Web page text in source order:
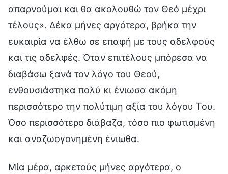
απαρνούμαι και θα ακολουθώ τον Θεό μέχρι
τέλους». Δέκα μήνες αργότερα, βρήκα την
ευκαιρία να έλθω σε επαφή με τους αδελφούς
και τις αδελφές. Όταν επιτέλους μπόρεσα να
διαβάσω ξανά τον λόγο του Θεού,
ενθουσιάστηκα πολύ κι ένιωσα ακόμη
περισσότερο την πολύτιμη αξία του λόγου Του.
Όσο περισσότερο διάβαζα, τόσο πιο φωτισμένη
και αναζωογονημένη ένιωθα.
Μία μέρα, αρκετούς μήνες αργότερα, ο